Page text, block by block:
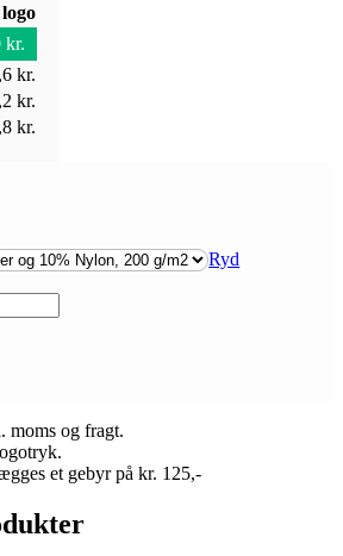
kr.
kr.
kr.
kr.
Ryd
moms og fragt.
et gebyr på kr. 125,-